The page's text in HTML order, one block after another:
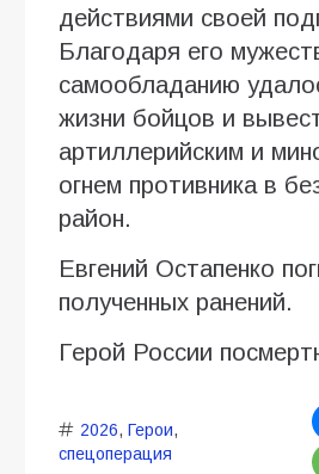
действиями своей
Благодаря его
самообладанию
жизни бойцов и
артиллерийским и
огнем противника в
район.
Евгений Остапенко
полученных ранений.
Герой России
2026, Герои,
спецоперация